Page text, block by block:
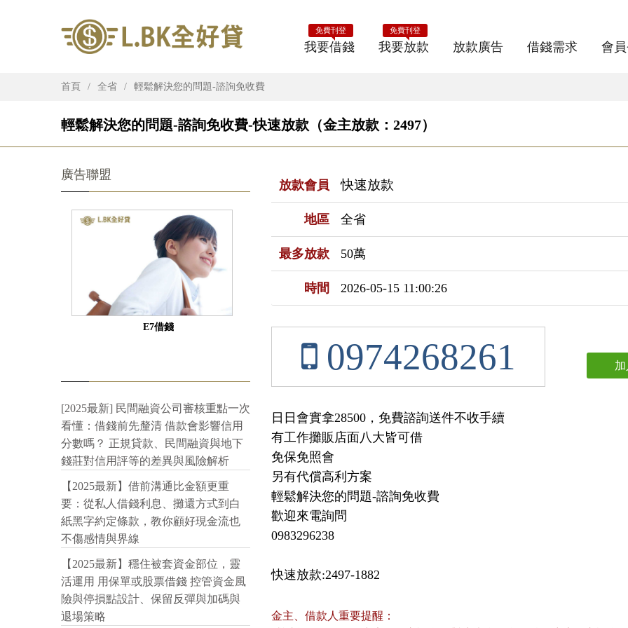
我要借錢
免費刊登
我要放款
免費刊登
放款廣告 借錢需求 會
首頁 全省 輕鬆解決您的問題-諮詢免收費
輕鬆解決您的問題-諮詢免收費-快速放款（金主放款：2497）
放款會員 快速放款
地區 全省
最多放款 50萬
時間 2026-05-15 11:00:26
0974268261
日日會實拿28500，免費諮詢送件不收手續
有工作攤販店面八大皆可借
免保免照會
另有代償高利方案
輕鬆解決您的問題-諮詢免收費
歡迎來電詢問
0983296238
快速放款:2497-1882
金主、借款人重要提醒：
廣告聯盟
E7借錢
[2025最新] 民間融資公司審核重點一次
看懂：借錢前先釐清 借款會影響信用
分數嗎？ 正規貸款、民間融資與地下
錢莊對信用評等的差異與風險解析
【2025最新】借前溝通比金額更重
要：從私人借錢利息、攤還方式到白
紙黑字約定條款，教你顧好現金流也
不傷感情與界線
【2025最新】穩住被套資金部位，靈
活運用 用保單或股票借錢 控管資金風
險與停損點設計、保留反彈與加碼與
退場策略